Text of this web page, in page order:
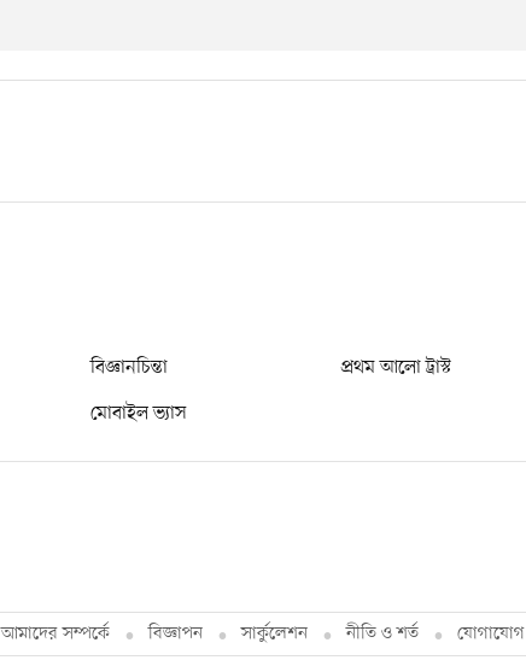
বিজ্ঞানচিন্তা প্রথম আলো ট্রাস্ট
মোবাইল ভ্যাস
আমাদের সম্পর্কে বিজ্ঞাপন সার্কুলেশন নীতি ও শর্ত যোগাযোগ